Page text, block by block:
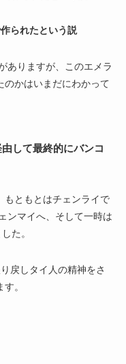
られたという説
ありますが、このエメラ
のかはいまだにわかって
して最終的にバンコ
もともとはチェンライで
ンマイへ、そして一時は
た。
戻しタイ人の精神をさ
。